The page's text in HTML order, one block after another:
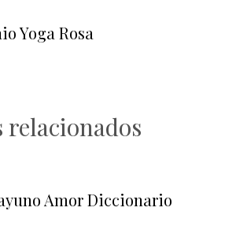
Yoga Rosa
relacionados
Amor Diccionario